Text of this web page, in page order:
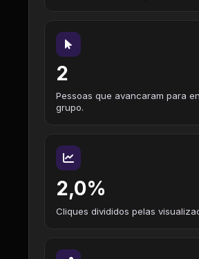
2
Pessoas que avancaram para
grupo.
2,0%
Cliques divididos pelas